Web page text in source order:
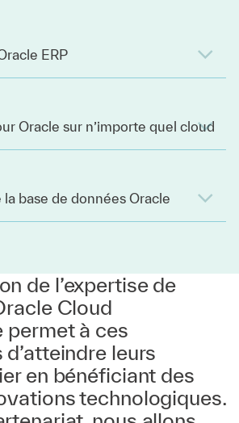
ERP
Oracle sur n’importe quel cloud
base de données Oracle
de l’expertise de
Cloud
permet à ces
leurs
en bénéficiant des
technologiques.